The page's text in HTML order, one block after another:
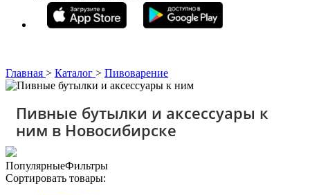
Главная > Каталог > Пивоварение
Пивные бутылки и аксессуары к
ним в Новосибирске
ПопулярныеФильтры
Сортировать товары: